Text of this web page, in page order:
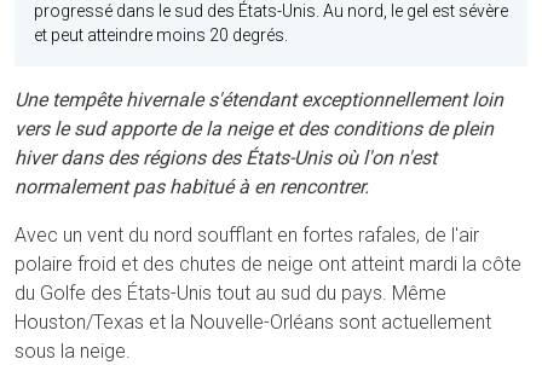
progressé dans le sud des États-Unis. Au nord, le gel est sévère
et peut atteindre moins 20 degrés.
Une tempête hivernale s'étendant exceptionnellement loin
vers le sud apporte de la neige et des conditions de plein
hiver dans des régions des États-Unis où l'on n'est
normalement pas habitué à en rencontrer.
Avec un vent du nord soufflant en fortes rafales, de l'air
polaire froid et des chutes de neige ont atteint mardi la côte
du Golfe des États-Unis tout au sud du pays. Même
Houston/Texas et la Nouvelle-Orléans sont actuellement
sous la neige.